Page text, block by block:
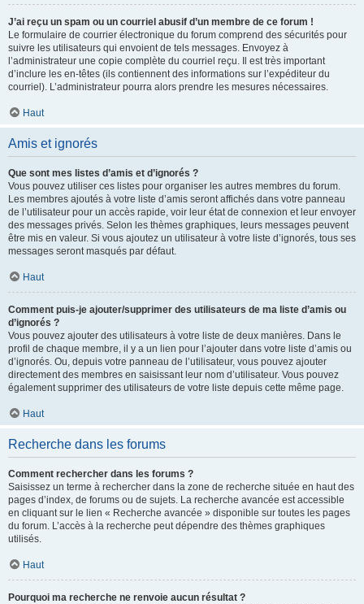
J’ai reçu un spam ou un courriel abusif d’un membre de ce forum !
Le formulaire de courrier électronique du forum comprend des sécurités pour
suivre les utilisateurs qui envoient de tels messages. Envoyez à
l’administrateur une copie complète du courriel reçu. Il est très important
d’inclure les en-têtes (ils contiennent des informations sur l’expéditeur du
courriel). L’administrateur pourra alors prendre les mesures nécessaires.
Haut
Amis et ignorés
Que sont mes listes d’amis et d’ignorés ?
Vous pouvez utiliser ces listes pour organiser les autres membres du forum.
Les membres ajoutés à votre liste d’amis seront affichés dans votre panneau
de l’utilisateur pour un accès rapide, voir leur état de connexion et leur envoyer
des messages privés. Selon les thèmes graphiques, leurs messages peuvent
être mis en valeur. Si vous ajoutez un utilisateur à votre liste d’ignorés, tous ses
messages seront masqués par défaut.
Haut
Comment puis-je ajouter/supprimer des utilisateurs de ma liste d’amis ou
d’ignorés ?
Vous pouvez ajouter des utilisateurs à votre liste de deux manières. Dans le
profil de chaque membre, il y a un lien pour l’ajouter dans votre liste d’amis ou
d’ignorés. Ou, depuis votre panneau de l’utilisateur, vous pouvez ajouter
directement des membres en saisissant leur nom d’utilisateur. Vous pouvez
également supprimer des utilisateurs de votre liste depuis cette même page.
Haut
Recherche dans les forums
Comment rechercher dans les forums ?
Saisissez un terme à rechercher dans la zone de recherche située en haut des
pages d’index, de forums ou de sujets. La recherche avancée est accessible
en cliquant sur le lien « Recherche avancée » disponible sur toutes les pages
du forum. L’accès à la recherche peut dépendre des thèmes graphiques
utilisés.
Haut
Pourquoi ma recherche ne renvoie aucun résultat ?